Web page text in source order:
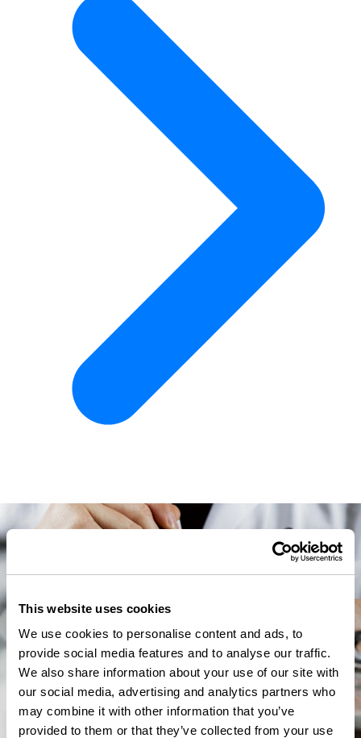
This website uses cookies
We use cookies to personalise content and ads, to
provide social media features and to analyse our traffic.
We also share information about your use of our site with
our social media, advertising and analytics partners who
may combine it with other information that you’ve
provided to them or that they’ve collected from your use